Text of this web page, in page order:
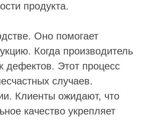
продукта.
Оно помогает
Когда производитель
дефектов. Этот процесс
случаев.
Клиенты ожидают, что
качество укрепляет